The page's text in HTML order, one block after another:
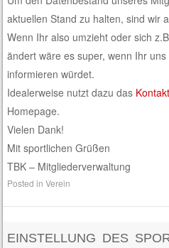
aktuellen Stand zu halten, sind wir
Wenn Ihr also umzieht oder sich
ändert wäre es super, wenn Ihr
informieren würdet.
Idealerweise nutzt dazu das
Homepage.
Vielen Dank!
Mit sportlichen Grüßen
TBK – Mitgliederverwaltung
Posted inVerein
EINSTELLUNG DES